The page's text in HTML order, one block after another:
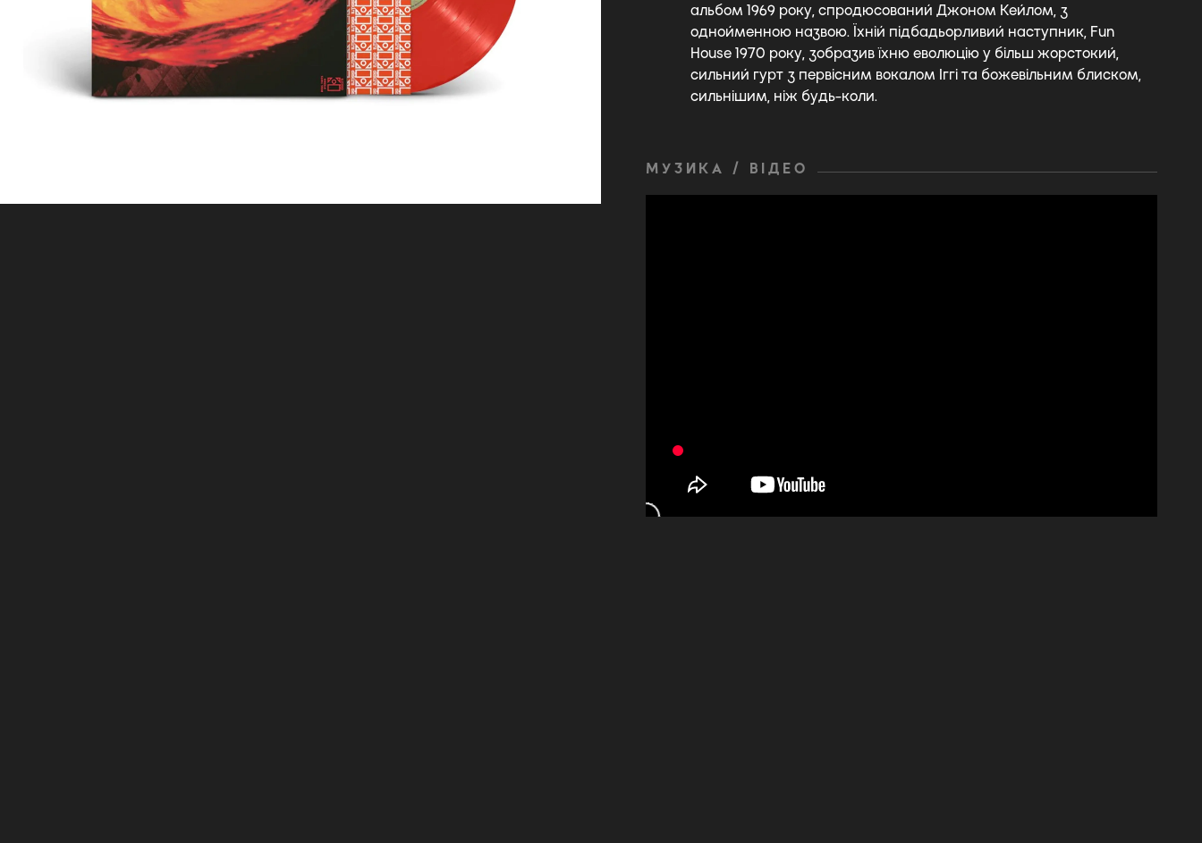
альбом 1969 року, спродюсований Джоном Кейлом, з
однойменною назвою. Їхній підбадьорливий наступник, Fun
House 1970 року, зобразив їхню еволюцію у більш жорстокий,
сильний гурт з первісним вокалом Іггі та божевільним блиском,
сильнішим, ніж будь-коли.
МУЗИКА / ВІДЕО